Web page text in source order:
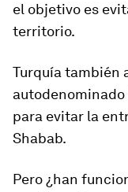
el objetivo es
territorio.
Turquía también
autodenominado
para evitar la
Shabab.
Pero ¿han